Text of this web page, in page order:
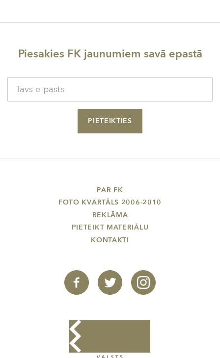
Piesakies FK jaunumiem savā epastā
PIETEIKTIES
PAR FK
FOTO KVARTĀLS 2006-2010
REKLĀMA
PIETEIKT MATERIĀLU
KONTAKTI